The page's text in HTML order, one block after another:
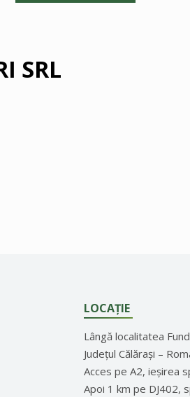
SRL
LOCAȚIE
Lângă localitatea
Județul Călărași –
Acces pe A2, ieșirea
Apoi 1 km pe DJ402,